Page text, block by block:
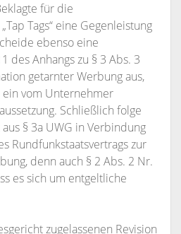
für die
Tags“ eine Gegenleistung
ebenso eine
des Anhangs zu § 3 Abs. 3
getarnter Werbung aus,
vom Unternehmer
Schließlich folge
§ 3a UWG in Verbindung
Rundfunkstaatsvertrags zur
denn auch § 2 Abs. 2 Nr.
es sich um entgeltliche
zugelassenen Revision